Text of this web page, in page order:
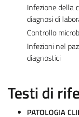
Infezione della
diagnosi di
Controllo
Infezioni nel
diagnostici
Testi di
PATOLOGIA